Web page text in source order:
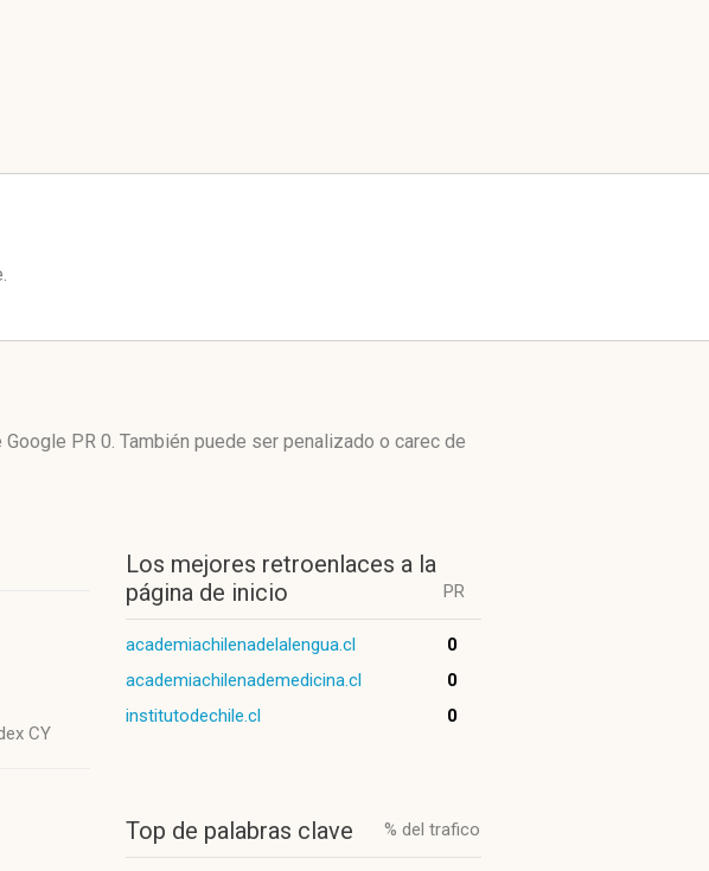
PR 0. También puede ser penalizado o carec de
CY
Los mejores retroenlaces a la
página de inicio
PR
academiachilenadelalengua.cl
0
academiachilenademedicina.cl
0
institutodechile.cl
0
Top de palabras clave % del trafico